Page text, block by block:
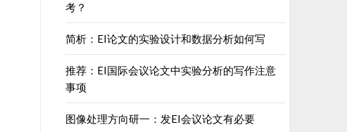
考？
简析：EI论文的实验设计和数据分析如何写
推荐：EI国际会议论文中实验分析的写作注意
事项
图像处理方向研一：发EI会议论文有必要